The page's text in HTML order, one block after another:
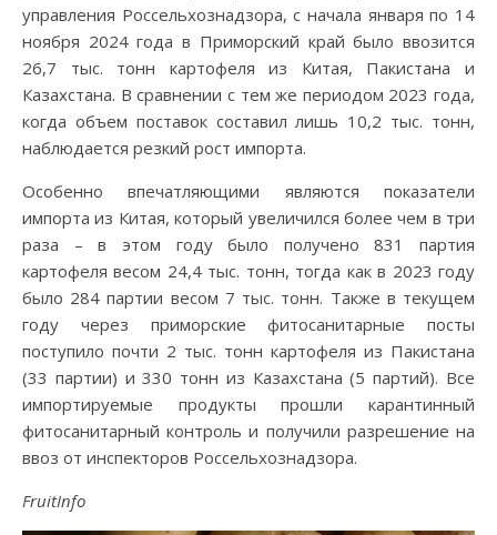
управления Россельхознадзора, с начала января по 14
ноября 2024 года в Приморский край было ввозится
26,7 тыс. тонн картофеля из Китая, Пакистана и
Казахстана. В сравнении с тем же периодом 2023 года,
когда объем поставок составил лишь 10,2 тыс. тонн,
наблюдается резкий рост импорта.
Особенно впечатляющими являются показатели
импорта из Китая, который увеличился более чем в три
раза – в этом году было получено 831 партия
картофеля весом 24,4 тыс. тонн, тогда как в 2023 году
было 284 партии весом 7 тыс. тонн. Также в текущем
году через приморские фитосанитарные посты
поступило почти 2 тыс. тонн картофеля из Пакистана
(33 партии) и 330 тонн из Казахстана (5 партий). Все
импортируемые продукты прошли карантинный
фитосанитарный контроль и получили разрешение на
ввоз от инспекторов Россельхознадзора.
FruitInfo